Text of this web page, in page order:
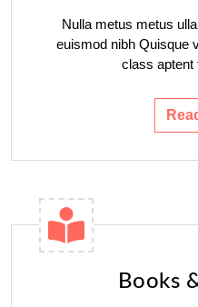
Nulla metus metus
euismod nibh Quisque
class aptent
Books